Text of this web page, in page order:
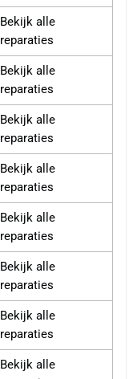
Bekijk alle
reparaties
Bekijk alle
reparaties
Bekijk alle
reparaties
Bekijk alle
reparaties
Bekijk alle
reparaties
Bekijk alle
reparaties
Bekijk alle
reparaties
Bekijk alle